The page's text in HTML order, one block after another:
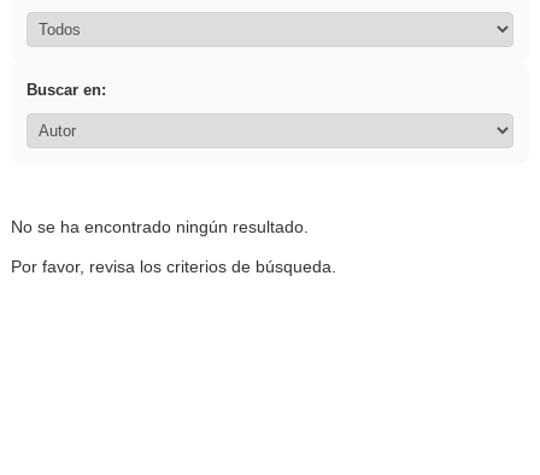
Buscar en:
No se ha encontrado ningún resultado.
Por favor, revisa los criterios de búsqueda.